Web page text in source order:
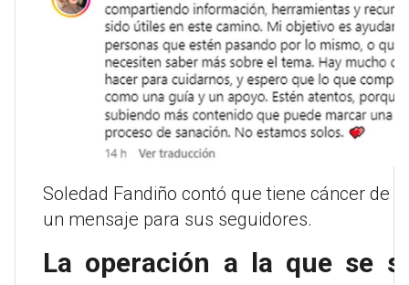
Soledad Fandiño contó que tiene cáncer de
un mensaje para sus seguidores.
La operación a la que se